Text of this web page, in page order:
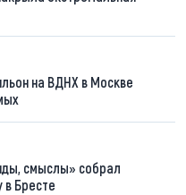
на ВДНХ в Москве
смыслы» собрал
Бресте